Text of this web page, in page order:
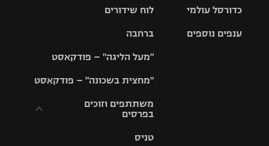
לוח שידורים
ברחבה
"מעל הליגה" – פודקאסט
"מחצית בשכונה" – פודקאסט
משתתפים וזוכים
בפרסים
טניס
גביע הטוטו
האלופות
ליגה
סל
כדורסל עולמי
ענפים נוספים